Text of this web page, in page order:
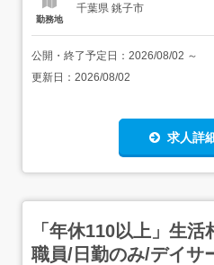
勤務地
千葉県 銚子市
公開・終了予定日： 2026/08/02 ～
更新日： 2026/08/02
求人詳
「年休110以上」生
職員/日勤のみ/デイサ